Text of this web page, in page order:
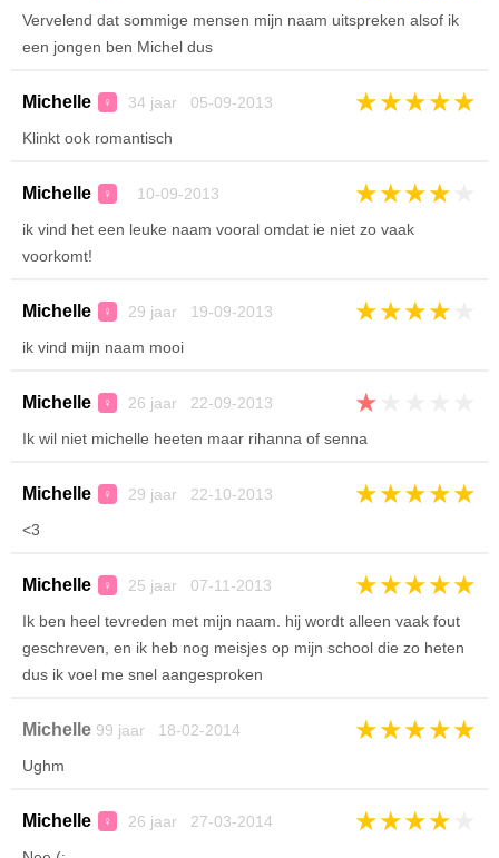
Vervelend dat sommige mensen mijn naam uitspreken alsof ik
een jongen ben Michel dus
Michelle ♀ 34 jaar 05-09-2013 ★★★★★
Klinkt ook romantisch
Michelle ♀ 10-09-2013 ★★★★
ik vind het een leuke naam vooral omdat ie niet zo vaak
voorkomt!
Michelle ♀ 29 jaar 19-09-2013 ★★★★
ik vind mijn naam mooi
Michelle ♀ 26 jaar 22-09-2013 ★
Ik wil niet michelle heeten maar rihanna of senna
Michelle ♀ 29 jaar 22-10-2013 ★★★★★
<3
Michelle ♀ 25 jaar 07-11-2013 ★★★★★
Ik ben heel tevreden met mijn naam. hij wordt alleen vaak fout
geschreven, en ik heb nog meisjes op mijn school die zo heten
dus ik voel me snel aangesproken
Michelle 99 jaar 18-02-2014 ★★★★★
Ughm
Michelle ♀ 26 jaar 27-03-2014 ★★★★